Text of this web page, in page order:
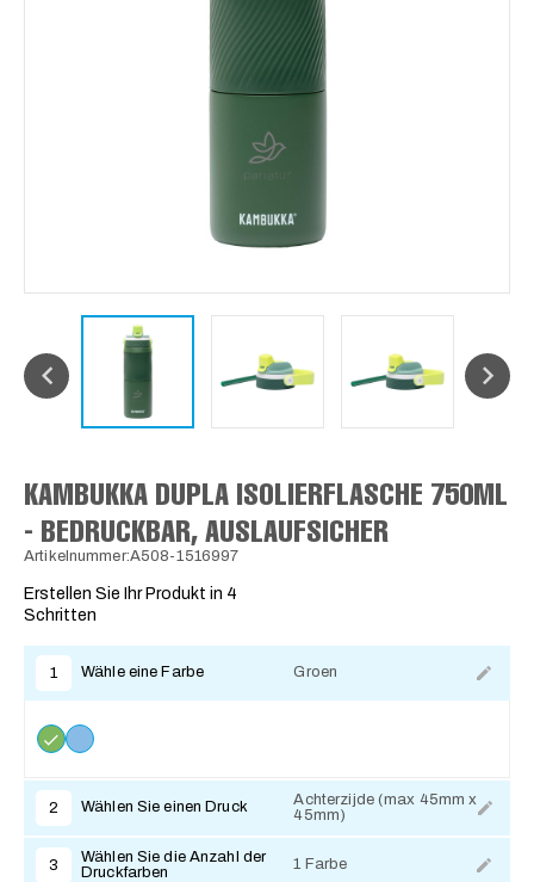
KAMBUKKA DUPLA ISOLIERFLASCHE 750ML
- BEDRUCKBAR, AUSLAUFSICHER
Artikelnummer:A508-1516997
Erstellen Sie Ihr Produkt in 4
Schritten
1 Wähle eine Farbe Groen
2 Wählen Sie einen Druck
Achterzijde (max 45mm x
45mm)
3
Wählen Sie die Anzahl der
Druckfarben
1 Farbe